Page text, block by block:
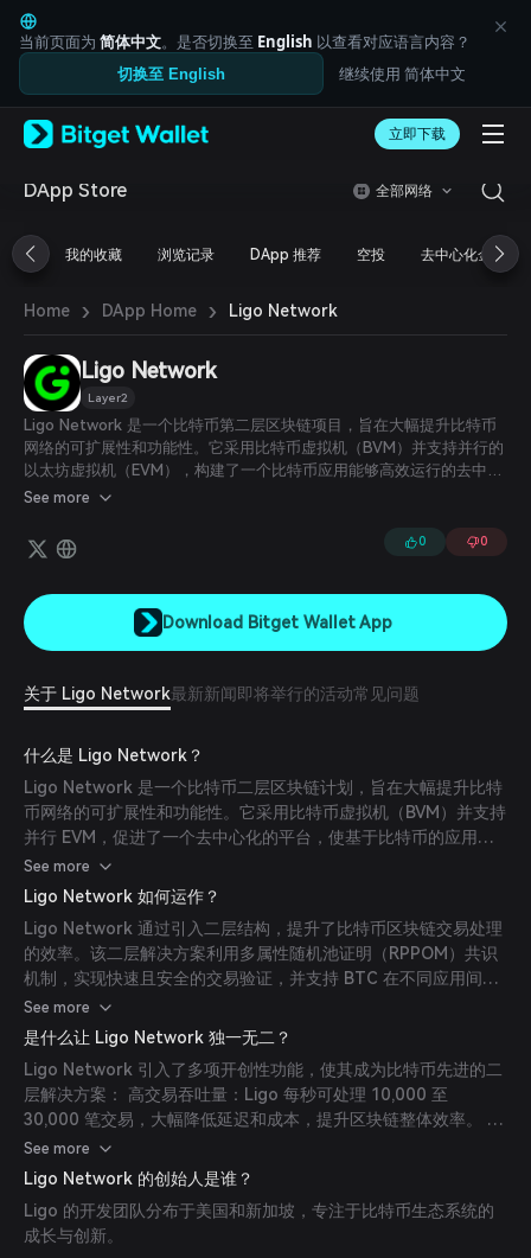
English
日本語
Tiếng Việt
Русский
Español (Latinoamérica)
Türkçe
Français
简体中文
繁體中文
Bahasa Indonesia
ภาษาไทย
العربية
हिन्दी
বাংলা
Español
Português (Brasil)
Español (Argentina)
当前页面为 简体中文。是否切换至 English 以查看对应语言内容？
切换至 English 继续使用 简体中文
立即下载
DApp Store 全部网络
我的收藏 浏览记录 DApp 推荐 空投 去中心化金融
Home › DApp Home › Ligo Network
Ligo Network
Layer2
Ligo Network 是一个比特币第二层区块链项目，旨在大幅提升比特币
网络的可扩展性和功能性。它采用比特币虚拟机（BVM）并支持并行的
以太坊虚拟机（EVM），构建了一个比特币应用能够高效运行的去中心
化平台。该基础设施支持多种创新技术的整合，如 BRC-20 代币和比特
链生态系统的兼容性。
See more
0 0
Download Bitget Wallet App
关于 Ligo Network最新新闻即将举行的活动常见问题
什么是 Ligo Network？
Ligo Network 是一个比特币二层区块链计划，旨在大幅提升比特
币网络的可扩展性和功能性。它采用比特币虚拟机（BVM）并支持
并行 EVM，促进了一个去中心化的平台，使基于比特币的应用程
序能够高效运行。该基础设施支持如 BRC-20 和比特币 NFT 等多
种创新，并通过其多虚拟机（Multi-VM）能力保持与其他区块链
生态系统的兼容性。
See more
Ligo Network 如何运作？
Ligo Network 通过引入二层结构，提升了比特币区块链交易处理
的效率。该二层解决方案利用多属性随机池证明（RPPOM）共识
机制，实现快速且安全的交易验证，并支持 BTC 在不同应用间的
无缝转账和使用，包括那些通常仅限于以太坊等平台的应用。
See more
是什么让 Ligo Network 独一无二？
Ligo Network 引入了多项开创性功能，使其成为比特币先进的二
层解决方案： 高交易吞吐量：Ligo 每秒可处理 10,000 至
30,000 笔交易，大幅降低延迟和成本，提升区块链整体效率。 强
大的安全措施：通过采用多属性随机池证明（RPPOM）等先进共
识机制，Ligo 确保交易验证的安全和快速。 去中心化的 BVM 和
并行 EVM：这些平台支持可扩展和图灵完备的能力，使复杂的去
中心化应用和智能合约能在比特币生态系统内构建和执行。 与知
名的 MPC 服务合作：Ligo 利用 SinoHope 的先进 MPC 托管服
See more
Ligo Network 的创始人是谁？
Ligo 的开发团队分布于美国和新加坡，专注于比特币生态系统的
成长与创新。